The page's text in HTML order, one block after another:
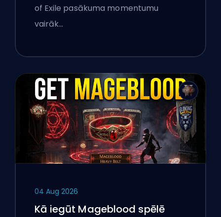
of Exile pasākuma momentumu
vairāk…
04 Aug 2026
Kā iegūt Mageblood spēlē